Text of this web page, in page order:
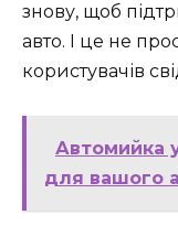
знову, щоб
авто. І це не
користувачів
Автомийка
для вашого